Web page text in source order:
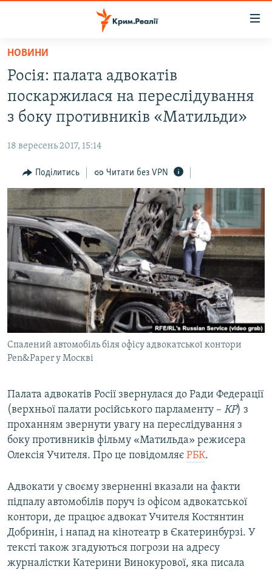
Перейти
основного
матеріалу
Перейти
до
основної
навігації
Перейти
до
пошуку
ВІДЕО ТА ФОТО
БЛОГИ
ПОГЛЯД
ІНТЕРВ'Ю
ВСЕ ЗА ДЕНЬ
СПЕЦПРОЕКТИ
ДЕПОРТАЦІЯ
ВІДЕОУРОКИ «ELIFBE»
СВІДЧЕННЯ ОКУПАЦІЇ
УКРАЇНСЬКА ПРОБЛЕМА КРИМУ
ІНФОГРАФІКА
ЯК ОБІЙТИ БЛОКУВАННЯ
Русский
Qırımtatar
ДОЛУЧАЙСЯ!
Усі сайти RFE/RL
НОВИНИ
Росія: палата адвокатів
поскаржилася на переслідування
з боку противників «Матильди»
18 вересень 2017, 15:14
Поділитись Читати без VPN
Спалений автомобіль біля офісу адвокатської контори
Pen&Paper у Москві
Палата адвокатів Росії звернулася до Ради Федерації
(верхньої палати російського парламенту – КР) з
проханням звернути увагу на переслідування з
боку противників фільму «Матильда» режисера
Олексія Учителя. Про це повідомляє РБК.
Адвокати у своєму зверненні вказали на факти
підпалу автомобілів поруч із офісом адвокатської
контори, де працює адвокат Учителя Костянтин
Добринін, і напад на кінотеатр в Єкатеринбурзі. У
тексті також згадуються погрози на адресу
журналістки Катерини Винокурової, яка писала